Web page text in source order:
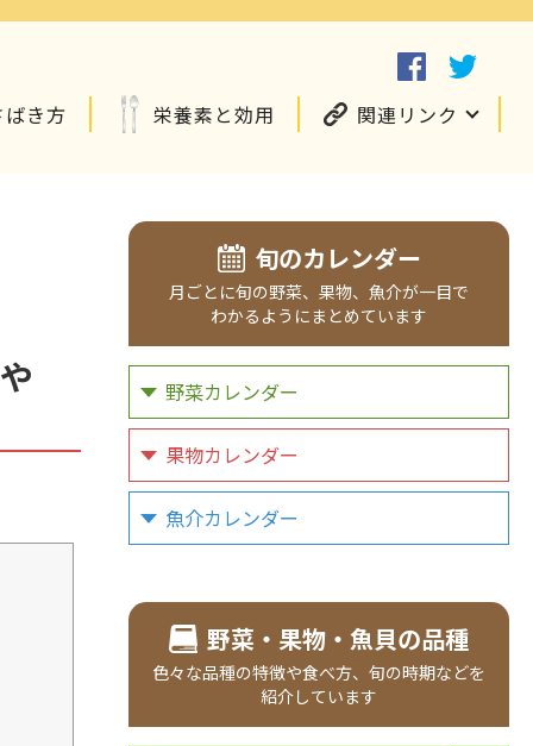
き方 栄養素と効用 関連リンク
旬のカレンダー
月ごとに旬の野菜、 果物、 魚介が一目で
わかるようにまとめています
野菜カレンダー
果物カレンダー
魚介カレンダー
野菜・果物・魚貝の品種
色々な品種の特徴や食べ方、 旬の時期などを
紹介しています